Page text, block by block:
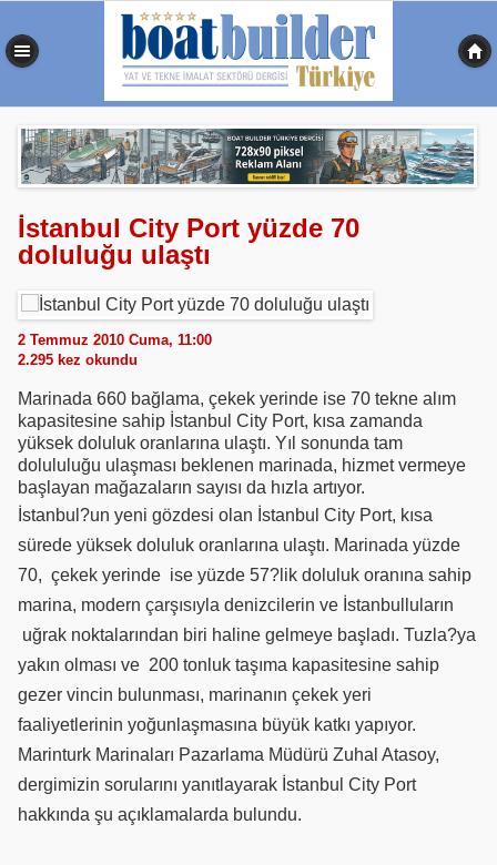
İstanbul City Port yüzde 70
doluluğu ulaştı
2 Temmuz 2010 Cuma, 11:00
2.295 kez okundu
Marinada 660 bağlama, çekek yerinde ise 70 tekne alım
kapasitesine sahip İstanbul City Port, kısa zamanda
yüksek doluluk oranlarına ulaştı. Yıl sonunda tam
dolululuğu ulaşması beklenen marinada, hizmet vermeye
başlayan mağazaların sayısı da hızla artıyor.
İstanbul?un yeni gözdesi olan İstanbul City Port, kısa
sürede yüksek doluluk oranlarına ulaştı. Marinada yüzde
70, çekek yerinde ise yüzde 57?lik doluluk oranına sahip
marina, modern çarşısıyla denizcilerin ve İstanbulluların
uğrak noktalarından biri haline gelmeye başladı. Tuzla?ya
yakın olması ve 200 tonluk taşıma kapasitesine sahip
gezer vincin bulunması, marinanın çekek yeri
faaliyetlerinin yoğunlaşmasına büyük katkı yapıyor.
Marinturk Marinaları Pazarlama Müdürü Zuhal Atasoy,
dergimizin sorularını yanıtlayarak İstanbul City Port
hakkında şu açıklamalarda bulundu.
0,570 sn